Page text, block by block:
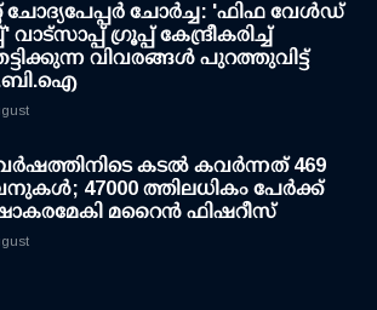
ചോദ്യപേപ്പര്‍ ചോര്‍ച്ച: 'ഫിഫ വേള്‍ഡ്
വാട്സാപ്പ് ഗ്രൂപ്പ് കേന്ദ്രീകരിച്ച്
വിവരങ്ങള്‍ പുറത്തുവിട്ട്
കടല്‍ കവര്‍ന്നത് 469
47000 ത്തിലധികം പേര്‍ക്ക്
മറൈന്‍ ഫിഷറീസ്